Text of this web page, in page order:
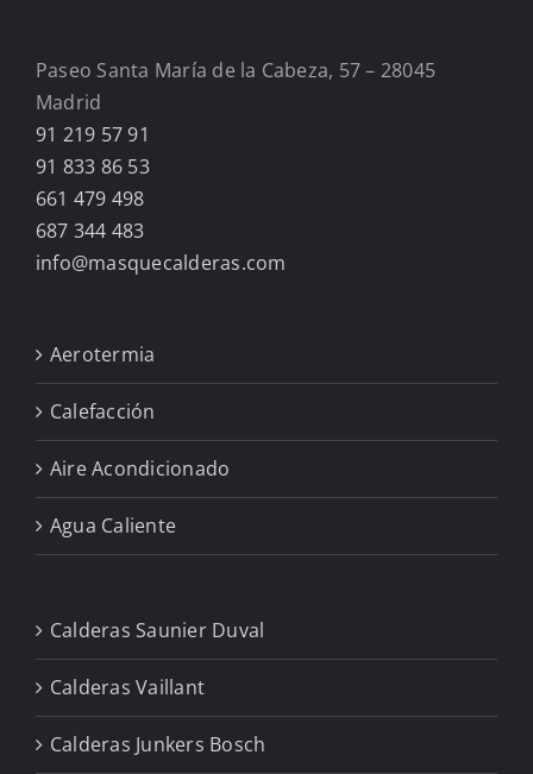
Paseo Santa María de la Cabeza, 57 – 28045
Madrid
91 219 57 91
91 833 86 53
661 479 498
687 344 483
info@masquecalderas.com
Aerotermia
Calefacción
Aire Acondicionado
Agua Caliente
Calderas Saunier Duval
Calderas Vaillant
Calderas Junkers Bosch